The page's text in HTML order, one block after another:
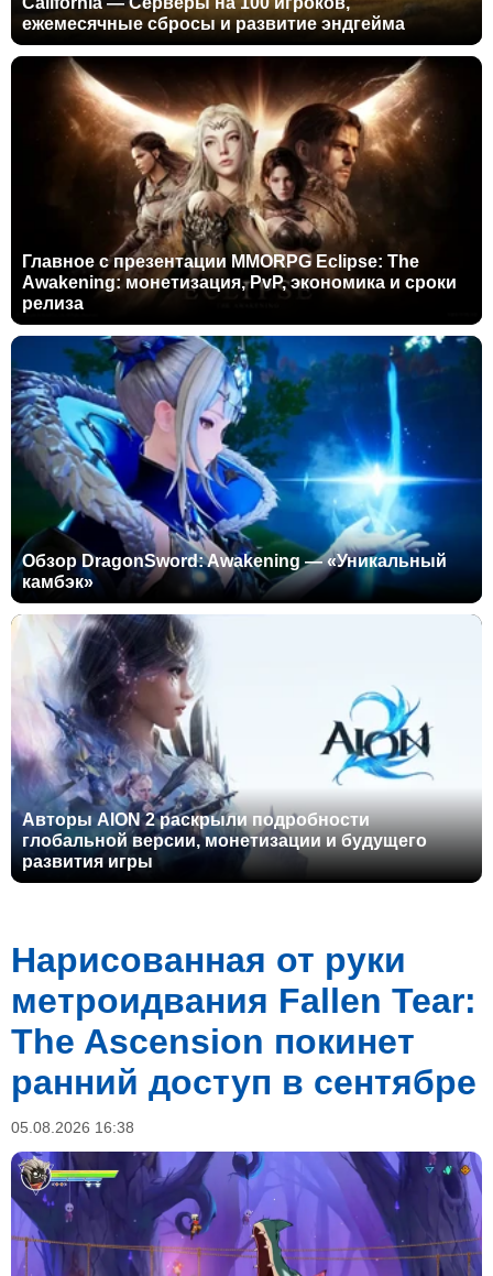
ежемесячные сбросы и развитие эндгейма
Главное с презентации MMORPG Eclipse: The
Awakening: монетизация, PvP, экономика и сроки
релиза
Обзор DragonSword: Awakening — «Уникальный
камбэк»
Авторы AION 2 раскрыли подробности
глобальной версии, монетизации и будущего
развития игры
Нарисованная от руки
метроидвания Fallen Tear:
The Ascension покинет
ранний доступ в сентябре
05.08.2026 16:38